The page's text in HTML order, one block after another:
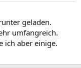
geladen.
umfangreich.
ich aber einige.